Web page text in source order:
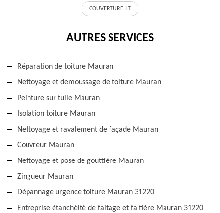
COUVERTURE J.T
AUTRES SERVICES
Réparation de toiture Mauran
Nettoyage et demoussage de toiture Mauran
Peinture sur tuile Mauran
Isolation toiture Mauran
Nettoyage et ravalement de façade Mauran
Couvreur Mauran
Nettoyage et pose de gouttière Mauran
Zingueur Mauran
Dépannage urgence toiture Mauran 31220
Entreprise étanchéité de faitage et faitière Mauran 31220